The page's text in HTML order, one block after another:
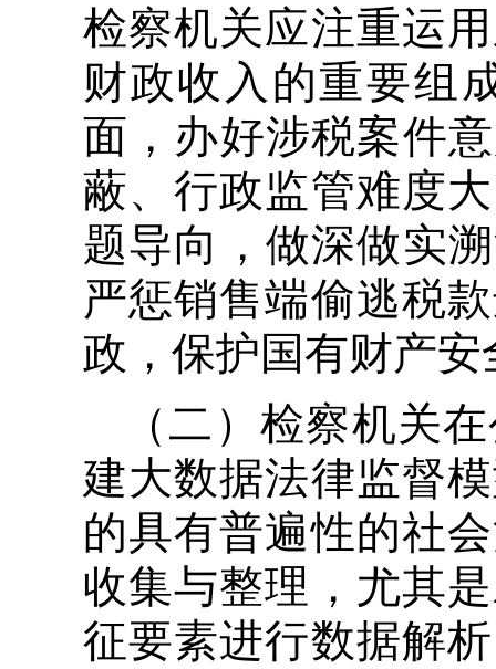
检察机关应注重运
财政收入的重要组
面，办好涉税案件
蔽、行政监管难度
题导向，做深做实
严惩销售端偷逃税
政，保护国有财产安
（二）检察机关
建大数据法律监督
的具有普遍性的社
收集与整理，尤其
征要素进行数据解